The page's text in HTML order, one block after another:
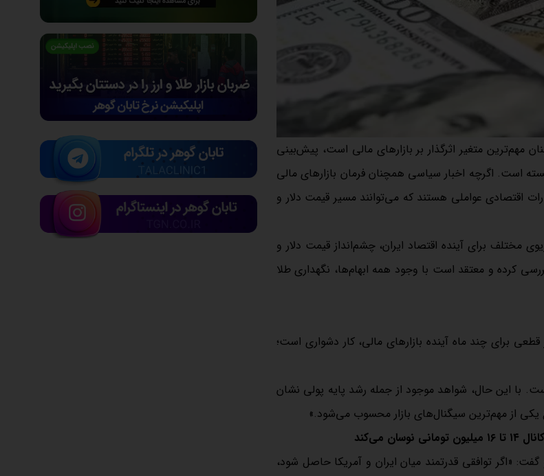
متغیر اثرگذار بر بازارهای مالی است، پیش‌بینی
است. اگرچه اخبار سیاسی همچنان فرمان بازارهای مالی
اقتصادی عواملی هستند که می‌توانند مسیر قیمت دلار و
مختلف برای آینده اقتصاد ایران، چشم‌انداز قیمت دلار و
کرده و معتقد است با وجود همه ابهام‌ها، نگهداری طلا
برای چند ماه آینده بازارهای مالی، کار دشواری است؛
است. با این حال، شواهد موجود از جمله رشد پایه پولی نشان
یکی از مهم‌ترین سیگنال‌های بازار محسوب می‌شود.»
«اگر توافقی قدرتمند میان ایران و آمریکا حاصل شود،